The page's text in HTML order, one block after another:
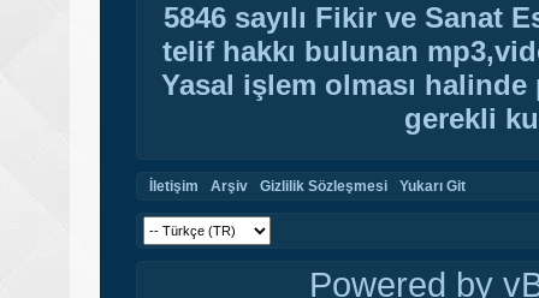
5846 sayılı Fikir ve Sanat
telif hakkı bulunan
Yasal işlem olması
gerekli
İletişim Arşiv Gizlilik Sözleşmesi Yukarı Git
Powered by